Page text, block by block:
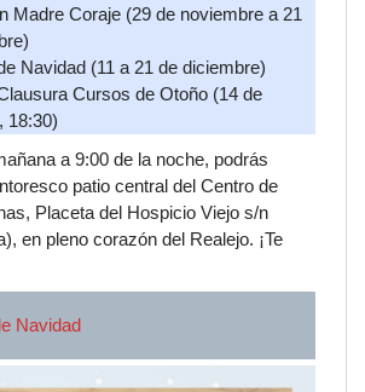
Madre Coraje (29 de noviembre a 21
Navidad (11 a 21 de diciembre)
Cursos de Otoño (14 de
18:30)
a 9:00 de la noche, podrás
patio central del Centro de
Placeta del Hospicio Viejo s/n
en pleno corazón del Realejo. ¡Te
Navidad